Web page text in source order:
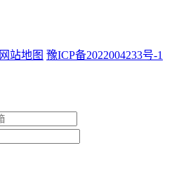
网站地图 豫ICP备2022004233号-1